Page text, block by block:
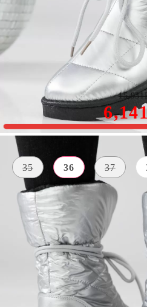
Ronda Női Ezüst
Méret:
35 36 37
SZÍN
világosszürk
KÜLSŐ
Anyag
A TALP
MAGASSÁGA
3 centiméter